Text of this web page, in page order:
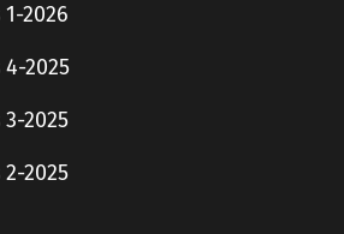
2026
2025
2025
2025